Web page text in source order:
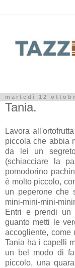
martedì 12
Tania.
Lavora
piccola che abbia
da lei un
(schiacciare la
pomodorino
è molto piccolo,
un peperone che
mini-mini-mini-
Entri e prendi un
guanto metti le
accogliente, come
Tania ha i capelli
un bel modo di
piccolo, una